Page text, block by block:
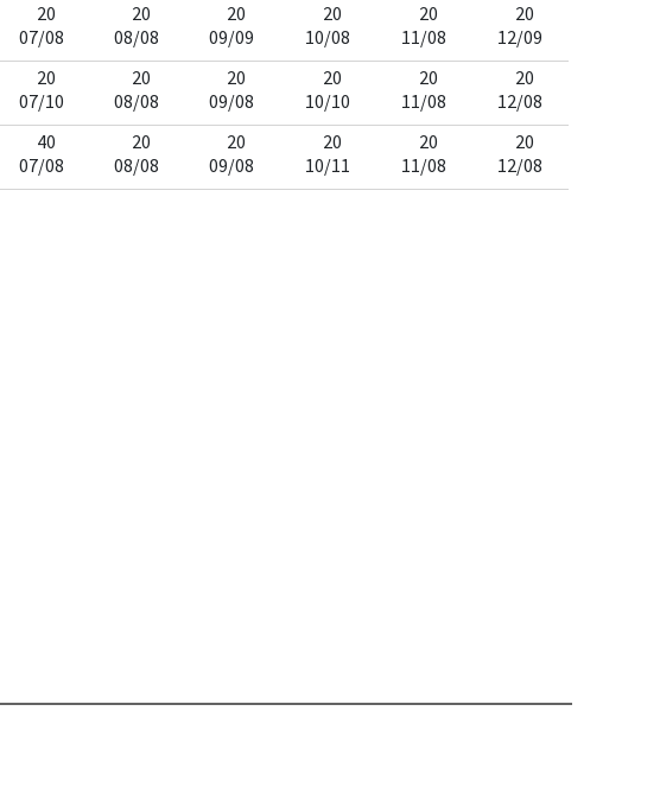
20
07/08
20
08/08
20
09/09
20
10/08
20
11/08
20
12/09
20
07/10
20
08/08
20
09/08
20
10/10
20
11/08
20
12/08
40
07/08
20
08/08
20
09/08
20
10/11
20
11/08
20
12/08